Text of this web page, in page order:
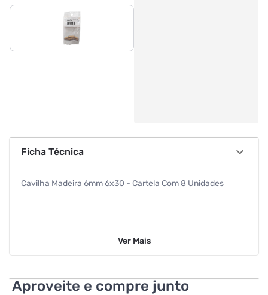
Ficha Técnica
Cavilha Madeira 6mm 6x30 - Cartela Com 8 Unidades
Ver Mais
Aproveite e compre junto